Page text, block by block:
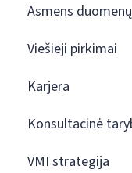
Asmens
Viešieji pirkimai
Karjera
Konsultacinė
VMI strategija